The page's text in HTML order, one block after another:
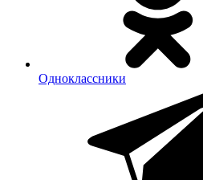
Одноклассники